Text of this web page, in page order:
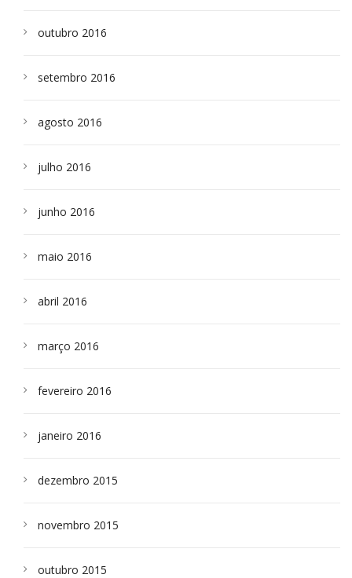
outubro 2016
setembro 2016
agosto 2016
julho 2016
junho 2016
maio 2016
abril 2016
março 2016
fevereiro 2016
janeiro 2016
dezembro 2015
novembro 2015
outubro 2015